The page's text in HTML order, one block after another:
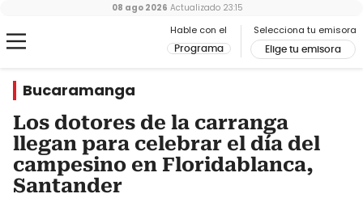
Hable con el
Programa
Selecciona tu emisora
Elige tu emisora
08 ago 2026 Actualizado 23:15
Bucaramanga
Los dotores de la carranga
llegan para celebrar el día del
campesino en Floridablanca,
Santander